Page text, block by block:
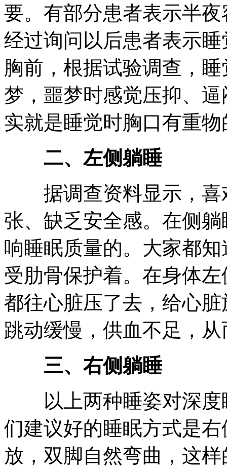
要。有部分患者表示半
经过询问以后患者表示
胸前，根据试验调查，
梦，噩梦时感觉压抑、
实就是睡觉时胸口有重
二、左侧躺睡
据调查资料显示，喜
张、缺乏安全感。在侧
响睡眠质量的。大家都
受肋骨保护着。在身体
都往心脏压了去，给心
跳动缓慢，供血不足，
三、右侧躺睡
以上两种睡姿对深度
们建议好的睡眠方式是
放，双脚自然弯曲，这